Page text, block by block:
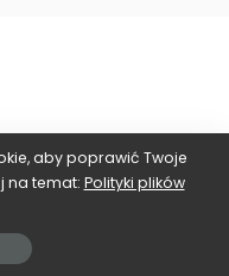
aby poprawić Twoje
na temat: Polityki plików